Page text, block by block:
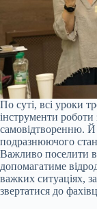
По суті, всі уроки
інструменти
самовідтворенню. Й
подразнюючого
Важливо поселити в
допомагатиме
важких ситуаціях,
звертатися до